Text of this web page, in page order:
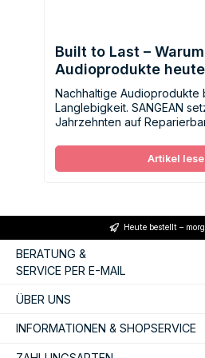
Built to Last –
Audioprodukte
denn je sind
Nachhaltige Audioprodukte
Langlebigkeit. SANGEAN
Jahrzehnten auf
bewusstes Hören ohne
Artikel
Heute bestellt –
BERATUNG &
SERVICE PER E-MAIL
ÜBER UNS
INFORMATIONEN & SHOPSERVICE